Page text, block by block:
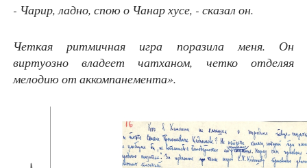
- Чарир, ладно, спою о Чанар хусе, - сказал он.
Четкая ритмичная игра поразила меня. Он
виртуозно владеет чатханом, четко отделяя
мелодию от аккомпанемента».